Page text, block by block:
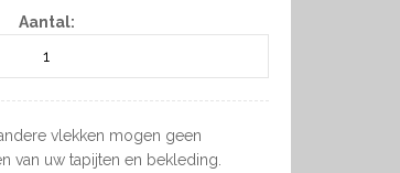
Aantal:
vlekken mogen geen
van uw tapijten en bekleding.